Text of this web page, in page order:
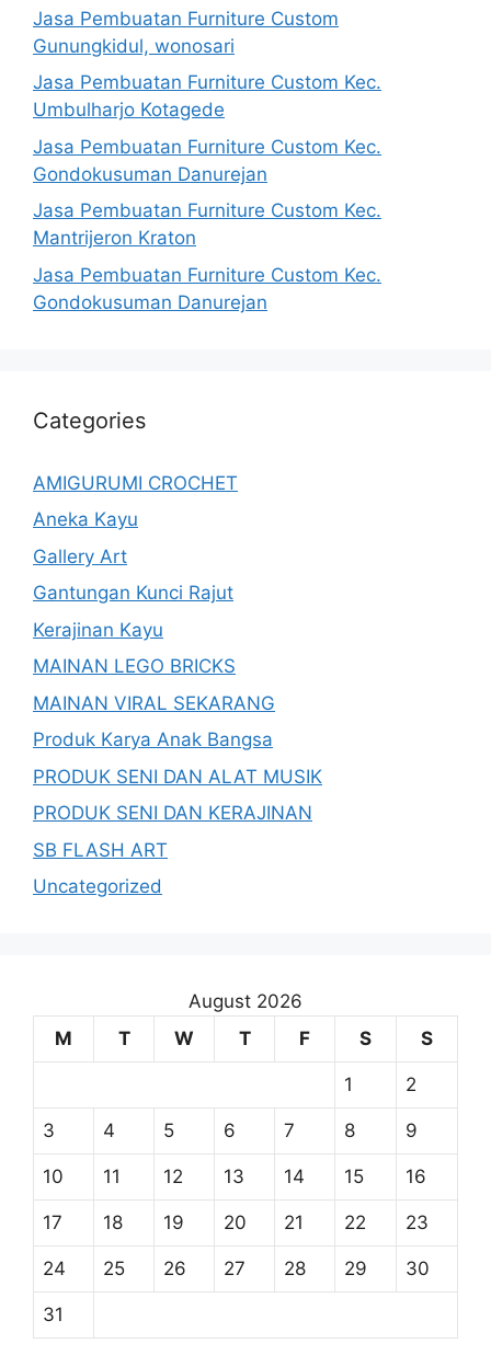
Jasa Pembuatan Furniture Custom
Gunungkidul, wonosari
Jasa Pembuatan Furniture Custom Kec.
Umbulharjo Kotagede
Jasa Pembuatan Furniture Custom Kec.
Gondokusuman Danurejan
Jasa Pembuatan Furniture Custom Kec.
Mantrijeron Kraton
Jasa Pembuatan Furniture Custom Kec.
Gondokusuman Danurejan
Categories
AMIGURUMI CROCHET
Aneka Kayu
Gallery Art
Gantungan Kunci Rajut
Kerajinan Kayu
MAINAN LEGO BRICKS
MAINAN VIRAL SEKARANG
Produk Karya Anak Bangsa
PRODUK SENI DAN ALAT MUSIK
PRODUK SENI DAN KERAJINAN
SB FLASH ART
Uncategorized
August 2026
M
T W T F S S
1 2
3 4 5 6 7 8 9
10 11 12 13 14 15 16
17 18 19 20 21 22 23
24 25 26 27 28 29 30
31